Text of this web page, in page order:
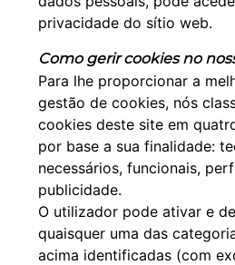
privacidade do sítio web.
Como gerir cookies no
Para lhe proporcionar a
gestão de cookies, nós
cookies deste site em
por base a sua finalidade:
necessários, funcionais,
publicidade.
O utilizador pode ativar e
quaisquer uma das
acima identificadas (com